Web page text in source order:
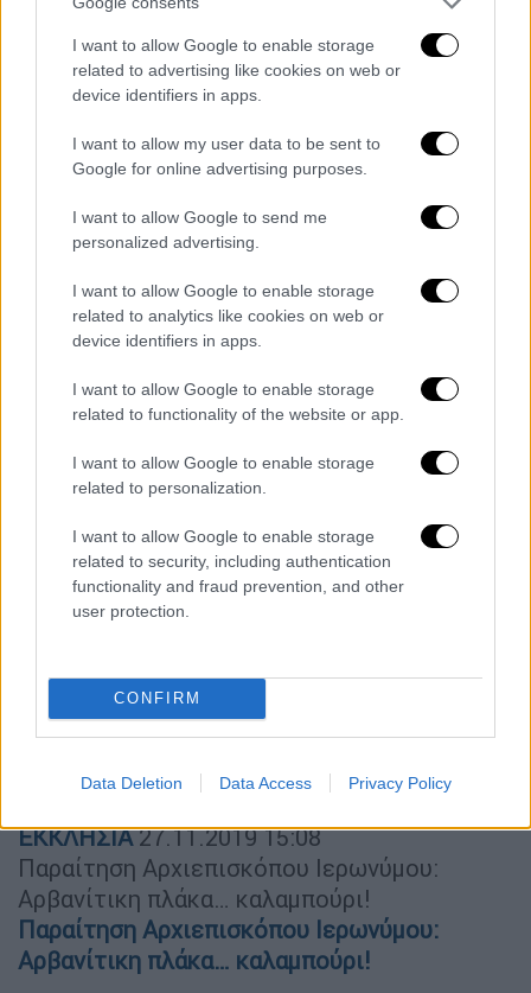
I want to allow Google to enable storage
related to advertising like cookies on web or
device identifiers in apps.
I want to allow my user data to be sent to
Google for online advertising purposes.
I want to allow Google to send me
personalized advertising.
I want to allow Google to enable storage
related to analytics like cookies on web or
device identifiers in apps.
I want to allow Google to enable storage
related to functionality of the website or app.
I want to allow Google to enable storage
related to personalization.
I want to allow Google to enable storage
related to security, including authentication
functionality and fraud prevention, and other
user protection.
CONFIRM
Data Deletion Data Access Privacy Policy
Εκκλησία
3 περιστατικά αφορούν στους
Χριστιανούς Μάρτυρες του Ιεχωβά
ρατσιστικού-αντισημιτικού χαρακτήρα
(το 2017 είχαν καταγραφεί 11
περιστατικά, δηλαδή υπάρχει αύξηση
κατά 81% σε σχέση με το 2017)
Μουσουλμανισμός: 2 περιστατικά
Δεν αναφέρθηκαν περιστατικά σε βάρος
χώρων άλλων θρησκευμάτων.
ΕΚΚΛΗΣΙΑ 27.11.201915:08
Παραίτηση Αρχιεπισκόπου Ιερωνύμου:
Αρβανίτικη πλάκα… καλαμπούρι!
Παραίτηση Αρχιεπισκόπου Ιερωνύμου:
Αρβανίτικη πλάκα… καλαμπούρι!